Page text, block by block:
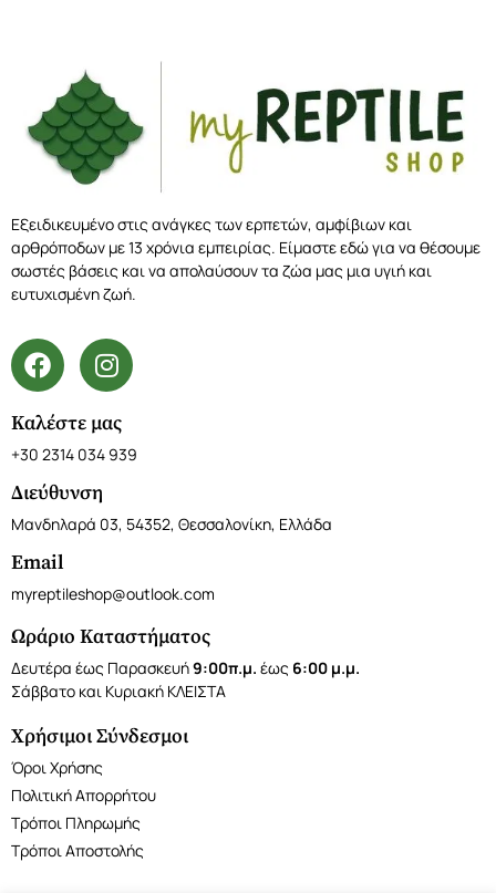
Εξειδικευμένο στις ανάγκες των ερπετών, αμφίβιων και
αρθρόποδων με 13 χρόνια εμπειρίας. Είμαστε εδώ για να θέσουμε
σωστές βάσεις και να απολαύσουν τα ζώα μας μια υγιή και
ευτυχισμένη ζωή.
Καλέστε μας
+30 2314 034 939
Διεύθυνση
Μανδηλαρά 03, 54352, Θεσσαλονίκη, Ελλάδα
Email
myreptileshop@outlook.com
Ωράριο Καταστήματος
Δευτέρα έως Παρασκευή9:00π.μ. έως 6:00 μ.μ.
Σάββατο και Κυριακή ΚΛΕΙΣΤΑ
Χρήσιμοι Σύνδεσμοι
Όροι Χρήσης
Πολιτική Απορρήτου
Τρόποι Πληρωμής
Τρόποι Αποστολής